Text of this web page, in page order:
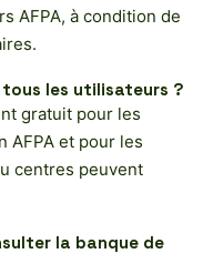
AFPA, à condition de
les utilisateurs ?
gratuit pour les
AFPA et pour les
centres peuvent
la banque de